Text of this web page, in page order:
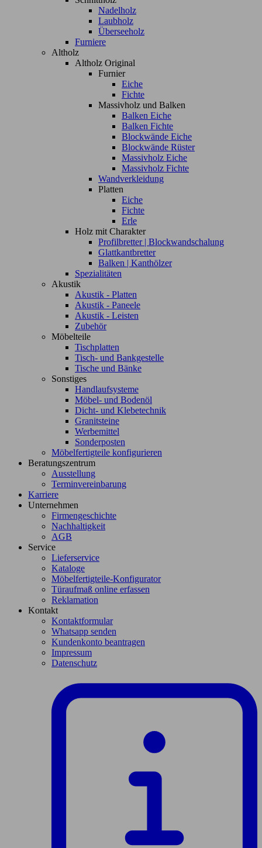
Nadelholz
Laubholz
Überseeholz
Furniere
Altholz
Altholz Original
Furnier
Eiche
Fichte
Massivholz und Balken
Balken Eiche
Balken Fichte
Blockwände Eiche
Blockwände Rüster
Massivholz Eiche
Massivholz Fichte
Wandverkleidung
Platten
Eiche
Fichte
Erle
Holz mit Charakter
Profilbretter | Blockwandschalung
Glattkantbretter
Balken | Kanthölzer
Spezialitäten
Akustik
Akustik - Platten
Akustik - Paneele
Akustik - Leisten
Zubehör
Möbelteile
Tischplatten
Tisch- und Bankgestelle
Tische und Bänke
Sonstiges
Handlaufsysteme
Möbel- und Bodenöl
Dicht- und Klebetechnik
Granitsteine
Werbemittel
Sonderposten
Möbelfertigteile konfigurieren
Beratungszentrum
Ausstellung
Terminvereinbarung
Karriere
Unternehmen
Firmengeschichte
Nachhaltigkeit
AGB
Service
Lieferservice
Kataloge
Möbelfertigteile-Konfigurator
Türaufmaß online erfassen
Reklamation
Kontakt
Kontaktformular
Whatsapp senden
Kundenkonto beantragen
Impressum
Datenschutz